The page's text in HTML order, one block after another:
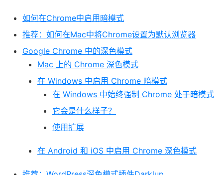
如何在Chrome中启用暗模式
推荐：如何在Mac中将Chrome设置为默认浏览器
Google Chrome 中的深色模式
Mac 上的 Chrome 深色模式
在 Windows 中启用 Chrome 暗模式
在 Windows 中始终强制 Chrome 处于暗模式
它会是什么样子？
使用扩展
在 Android 和 iOS 中启用 Chrome 深色模式